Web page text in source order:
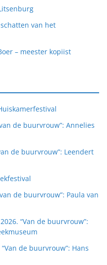
van het
– meester kopiist
de buurvrouw”: Annelies
de buurvrouw”: Leendert
de buurvrouw”: Paula van
“Van de buurvrouw”:
de buurvrouw”: Hans